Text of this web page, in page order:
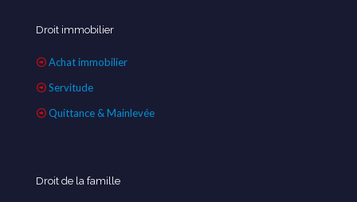
Droit immobilier
Achat immobilier
Servitude
Quittance & Mainlevée
Droit de la famille